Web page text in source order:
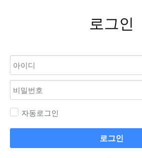
로그인
자동로그인
로그인